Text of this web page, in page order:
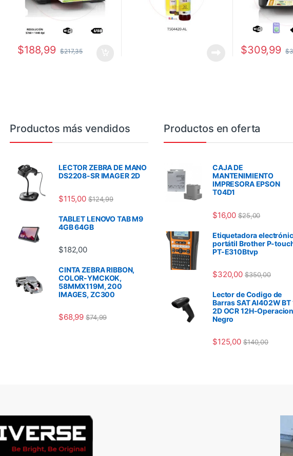
$188,99 $217,35 $309,99 $
Productos más vendidos
LECTOR ZEBRA DE MANO
DS2208-SR IMAGER 2D
$115,00 $124,99
TABLET LENOVO TAB M9
4GB 64GB
$182,00
CINTA ZEBRA RIBBON,
COLOR-YMCKOK,
58MMX119M, 200
IMAGES, ZC300
$68,99 $74,99
Productos en oferta
CAJA DE
MANTENIMIENTO
IMPRESORA EPSON
T04D1
$16,00 $25,00
Etiquetadora
portátil Brother P-
PT-E310Btvp
$320,00 $350,00
Lector de Codigo de
Barras SAT AI402W BT
2D OCR 12H-Operacion
Negro
$125,00 $140,00